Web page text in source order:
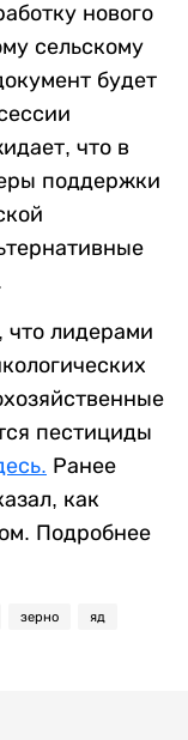
нового
сельскому
будет
что в
поддержки
что лидерами
пестициды
Ранее
как
Подробнее
зерно яд